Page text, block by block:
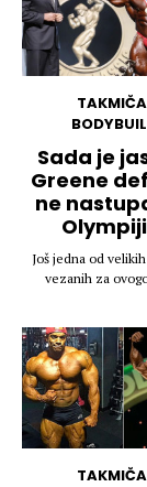
Sada je
Greene
ne
Olympiji
Još jedna od
vezanih za